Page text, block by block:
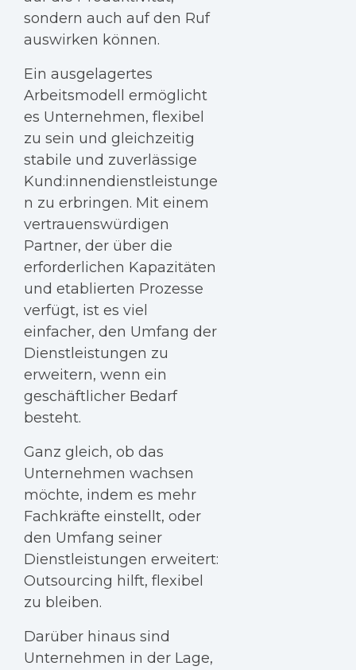
sondern auch auf den Ruf
auswirken können.
Ein ausgelagertes
Arbeitsmodell ermöglicht
es Unternehmen, flexibel
zu sein und gleichzeitig
stabile und zuverlässige
Kund:innendienstleistunge
n zu erbringen. Mit einem
vertrauenswürdigen
Partner, der über die
erforderlichen Kapazitäten
und etablierten Prozesse
verfügt, ist es viel
einfacher, den Umfang der
Dienstleistungen zu
erweitern, wenn ein
geschäftlicher Bedarf
besteht.
Ganz gleich, ob das
Unternehmen wachsen
möchte, indem es mehr
Fachkräfte einstellt, oder
den Umfang seiner
Dienstleistungen erweitert:
Outsourcing hilft, flexibel
zu bleiben.
Darüber hinaus sind
Unternehmen in der Lage,